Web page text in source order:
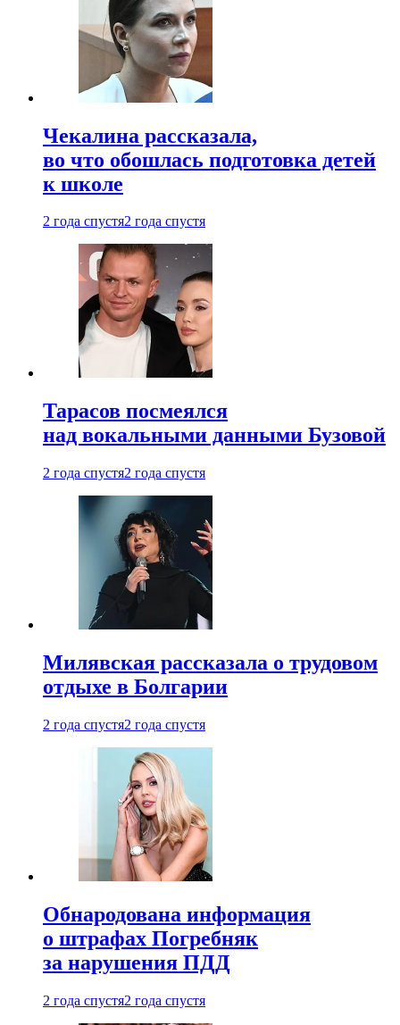
Чекалина рассказала,
во что обошлась подготовка детей
к школе
2 года спустя2 года спустя
Тарасов посмеялся
над вокальными данными Бузовой
2 года спустя2 года спустя
Милявская рассказала о трудовом
отдыхе в Болгарии
2 года спустя2 года спустя
Обнародована информация
о штрафах Погребняк
за нарушения ПДД
2 года спустя2 года спустя